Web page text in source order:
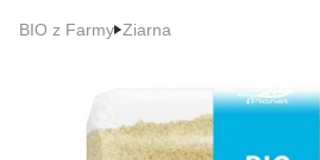
BIO z Farmy Ziarna